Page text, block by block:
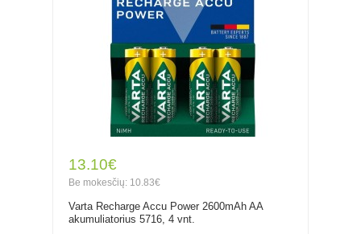
13.10€
Be mokesčių: 10.83€
Varta Recharge Accu Power 2600mAh AA
akumuliatorius 5716, 4 vnt.